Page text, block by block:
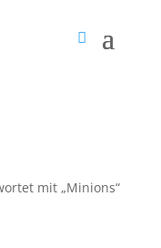
mit „Minions“